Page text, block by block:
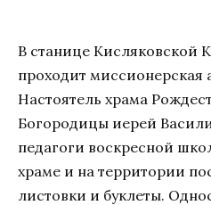
В станице Кисляковской
проходит миссионерская
Настоятель храма
Богородицы иерей
педагоги воскресной
храме и на территории
листовки и буклеты.